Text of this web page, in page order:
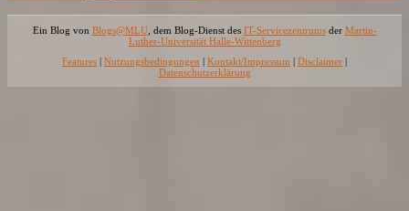
Ein Blog von Blogs@MLU, dem Blog-Dienst des IT-Servicezentrumsder Martin-
Luther-Universität Halle-Wittenberg
Features | Nutzungsbedingungen | Kontakt/Impressum | Disclaimer |
Datenschutzerklärung